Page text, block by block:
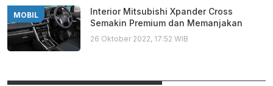
MOBIL
Interior Mitsubishi Xpander Cross
Semakin Premium dan Memanjakan
26 Oktober 2022, 17:52 WIB